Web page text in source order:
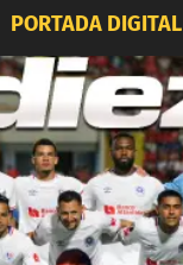
PORTADA DIGITAL